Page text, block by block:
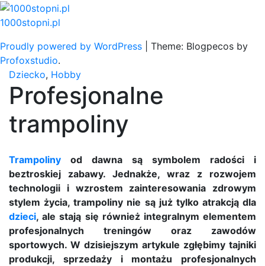
Skip
to
1000stopni.pl
Proudly powered by WordPress
Theme: Blogpecos by
Profoxstudio.
Dziecko, Hobby
Profesjonalne
trampoliny
Trampoliny od dawna są symbolem radości i
beztroskiej zabawy. Jednakże, wraz z rozwojem
technologii i wzrostem zainteresowania zdrowym
stylem życia, trampoliny nie są już tylko atrakcją dla
dzieci, ale stają się również integralnym elementem
profesjonalnych treningów oraz zawodów
sportowych. W dzisiejszym artykule zgłębimy tajniki
produkcji, sprzedaży i montażu profesjonalnych